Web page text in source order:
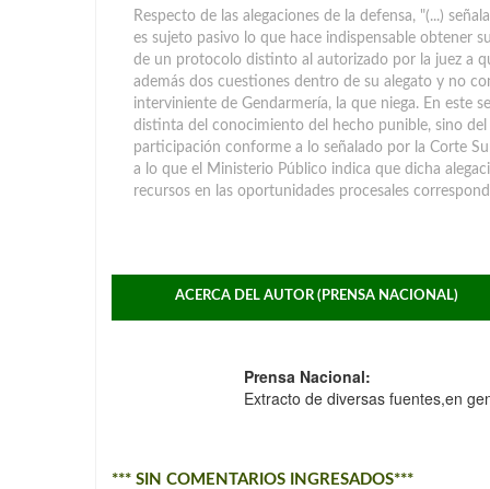
Respecto de las alegaciones de la defensa, "(...)
es sujeto pasivo lo que hace indispensable obtener
de un protocolo distinto al autorizado por la juez a
además dos cuestiones dentro de su alegato y no
interviniente de Gendarmería, la que niega. En este
distinta del conocimiento del hecho punible, sino
participación conforme a lo señalado por la Corte
a lo que el Ministerio Público indica que dicha
recursos en las oportunidades procesales
ACERCA DEL AUTOR (PRENSA NACIONAL)
Prensa Nacional:
Extracto de diversas fuentes,en
*** SIN COMENTARIOS INGRESADOS***